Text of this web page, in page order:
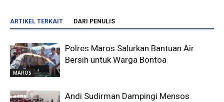
ARTIKEL TERKAIT DARI PENULIS
MAROS
Polres Maros Salurkan Bantuan Air
Bersih untuk Warga Bontoa
Andi Sudirman Dampingi Mensos